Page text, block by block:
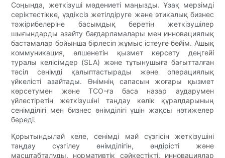
Соңында, жеткізуші мәдениеті маңызды. Ұзақ мерзімді
серіктестікке, үздіксіз жетілдіруге және этикалық бизнес
тәжірибелеріне басымдық беретін жеткізушілер
шығындарды азайту бағдарламалары мен инновациялық
бастамалар бойынша бірлесіп жұмыс істеуге бейім. Ашық
коммуникация, өлшенетін қызмет көрсету деңгейі
туралы келісімдер (SLA) және тұтынушыға бағытталған
тәсіл сенімді қалыптастырады және операциялық
үйкелісті азайтады. Өнімнің сапасын жоғары қызмет
көрсетумен және TCO-ға баса назар аударумен
үйлестіретін жеткізушіні таңдау көлік құралдарының
сенімділігі мен бизнес өнімділігі үшін жақсы нәтижелер
береді.
Қорытындылай келе, сенімді май сүзгісін жеткізушіні
таңдау сүзгілеу өнімділігін, өндірісті және
масштабталуды, нормативтік сәйкестікті, инновациялар